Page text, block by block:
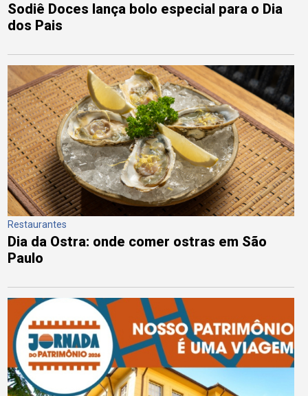
Sodiê Doces lança bolo especial para o Dia
dos Pais
Restaurantes
Dia da Ostra: onde comer ostras em São
Paulo